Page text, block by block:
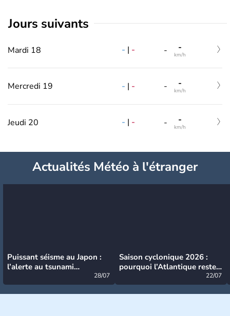
jours suivants
Mardi 18 - | - - -
km/h
Mercredi 19 - | - - -
km/h
Jeudi 20 - | - - -
km/h
Actualités Météo à l'étranger
Puissant séisme au Japon :
l’alerte au tsunami
28/07
Saison cyclonique 2026 :
pourquoi l’Atlantique reste
22/07